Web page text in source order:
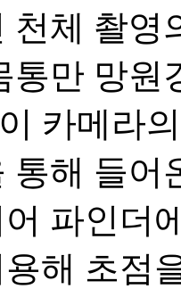
천체 촬
통만 망원
카메라
통해 들어
파인더
해 초점